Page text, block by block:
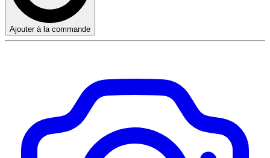
Ajouter à la commande